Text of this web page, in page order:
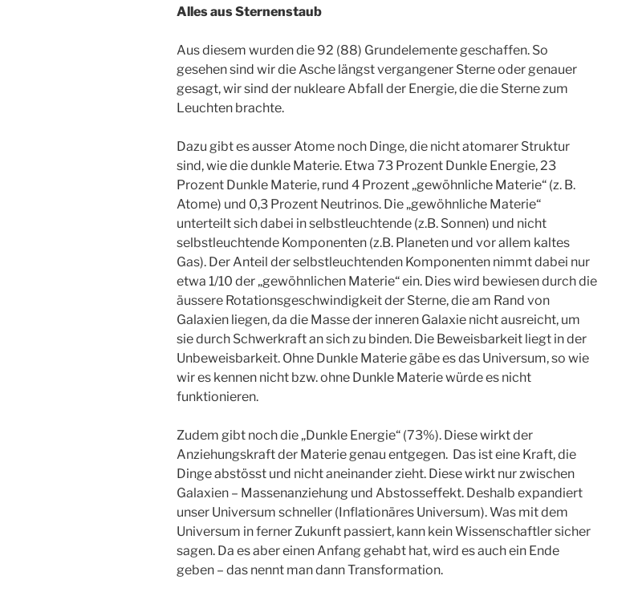
Alles aus Sternenstaub
Aus diesem wurden die 92 (88) Grundelemente geschaffen. So
gesehen sind wir die Asche längst vergangener Sterne oder genauer
gesagt, wir sind der nukleare Abfall der Energie, die die Sterne zum
Leuchten brachte.
Dazu gibt es ausser Atome noch Dinge, die nicht atomarer Struktur
sind, wie die dunkle Materie. Etwa 73 Prozent Dunkle Energie, 23
Prozent Dunkle Materie, rund 4 Prozent „gewöhnliche Materie“ (z. B.
Atome) und 0,3 Prozent Neutrinos. Die „gewöhnliche Materie“
unterteilt sich dabei in selbstleuchtende (z.B. Sonnen) und nicht
selbstleuchtende Komponenten (z.B. Planeten und vor allem kaltes
Gas). Der Anteil der selbstleuchtenden Komponenten nimmt dabei nur
etwa 1/10 der „gewöhnlichen Materie“ ein. Dies wird bewiesen durch die
äussere Rotationsgeschwindigkeit der Sterne, die am Rand von
Galaxien liegen, da die Masse der inneren Galaxie nicht ausreicht, um
sie durch Schwerkraft an sich zu binden. Die Beweisbarkeit liegt in der
Unbeweisbarkeit. Ohne Dunkle Materie gäbe es das Universum, so wie
wir es kennen nicht bzw. ohne Dunkle Materie würde es nicht
funktionieren.
Zudem gibt noch die „Dunkle Energie“ (73%). Diese wirkt der
Anziehungskraft der Materie genau entgegen. Das ist eine Kraft, die
Dinge abstösst und nicht aneinander zieht. Diese wirkt nur zwischen
Galaxien – Massenanziehung und Abstosseffekt. Deshalb expandiert
unser Universum schneller (Inflationäres Universum). Was mit dem
Universum in ferner Zukunft passiert, kann kein Wissenschaftler sicher
sagen. Da es aber einen Anfang gehabt hat, wird es auch ein Ende
geben – das nennt man dann Transformation.